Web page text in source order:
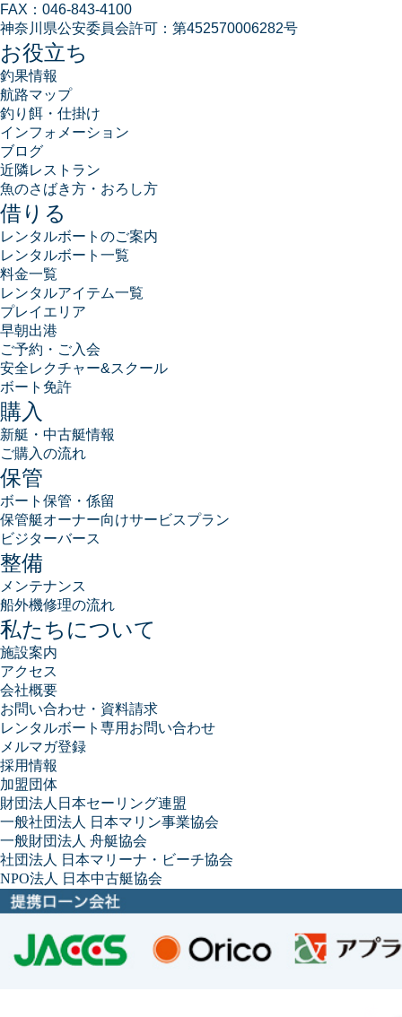
FAX： 046-843-4100
神奈川県公安委員会許可： 第452570006282号
お役立ち
釣果情報
航路マップ
釣り餌・仕掛け
インフォメーション
ブログ
近隣レストラン
魚のさばき方・おろし方
借りる
レンタルボートのご案内
レンタルボート一覧
料金一覧
レンタルアイテム一覧
プレイエリア
早朝出港
ご予約・ご入会
安全レクチャー&スクール
ボート免許
購入
新艇・中古艇情報
ご購入の流れ
保管
ボート保管・係留
保管艇オーナー向けサービスプラン
ビジターバース
整備
メンテナンス
船外機修理の流れ
私たちについて
施設案内
アクセス
会社概要
お問い合わせ・資料請求
レンタルボート専用お問い合わせ
メルマガ登録
採用情報
加盟団体
財団法人日本セーリング連盟
一般社団法人 日本マリン事業協会
一般財団法人 舟艇協会
社団法人 日本マリーナ・ビーチ協会
NPO法人 日本中古艇協会